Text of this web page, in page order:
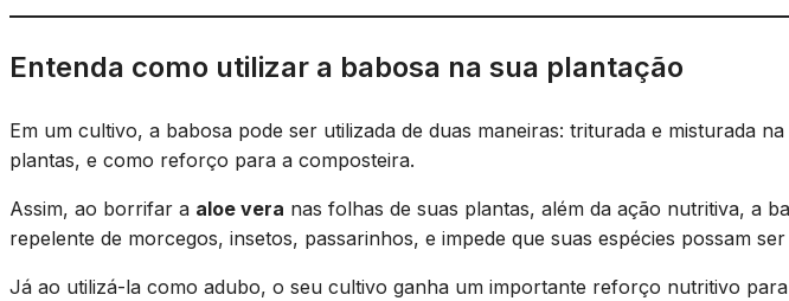
Entenda como utilizar a babosa na sua plantação
Em um cultivo, a babosa pode ser utilizada de duas maneiras: triturada e misturada
plantas, e como reforço para a composteira.
Assim, ao borrifar a aloe vera nas folhas de suas plantas, além da ação nutritiva, a
repelente de morcegos, insetos, passarinhos, e impede que suas espécies possam
Já ao utilizá-la como adubo, o seu cultivo ganha um importante reforço nutritivo